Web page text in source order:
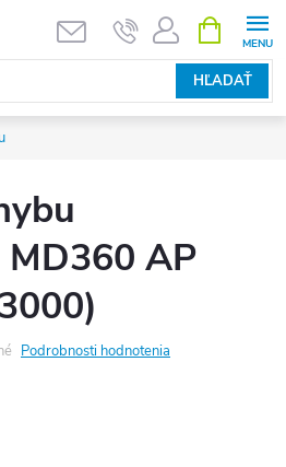
HĽADAŤ
KOŠÍK
AP
Podrobnosti hodnotenia